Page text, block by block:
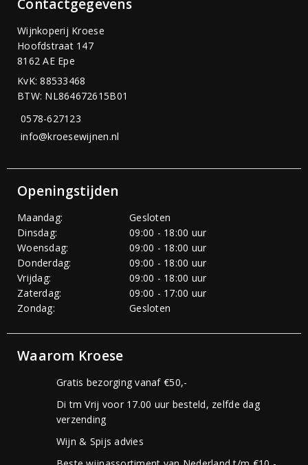
Contactgegevens
Wijnkoperij Kroese
Hoofdstraat 147
8162 AE Epe
KvK: 88533468
BTW: NL864672615B01
0578-627123
info@kroesewijnen.nl
Openingstijden
Maandag:
Gesloten
Dinsdag:
09:00 - 18:00 uur
Woensdag:
09:00 - 18:00 uur
Donderdag:
09:00 - 18:00 uur
Vrijdag:
09:00 - 18:00 uur
Zaterdag:
09:00 - 17:00 uur
Zondag:
Gesloten
Waarom Kroese
Gratis bezorging vanaf €50,-
Di tm Vrij voor 17.00 uur besteld, zelfde dag
verzending
Wijn & Spijs advies